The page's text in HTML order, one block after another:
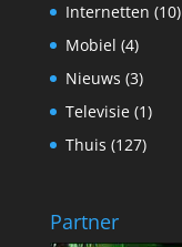
Internetten (10)
Mobiel (4)
Nieuws (3)
Televisie(1)
Thuis (127)
Partner